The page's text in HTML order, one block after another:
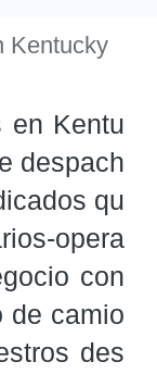
Kentucky
en Kentu
despach
qu
opera
con
de camio
des